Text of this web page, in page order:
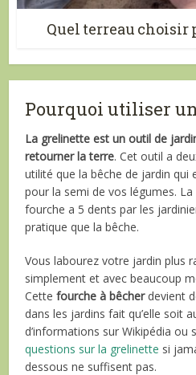
Quel terreau choisir
Pourquoi utiliser
La grelinette est un outil de
retourner la terre. Cet outil a
utilité que la bêche de jardin qui
pour la semi de vos légumes.
fourche a 5 dents par les
pratique que la bêche.
Vous labourez votre jardin plus
simplement et avec beaucoup
Cettefourche à bêcherdevient
dans les jardins fait qu’elle soit
d’informations sur Wikipédia ou
questions sur la grelinette si
dessous ne suffisent pas.